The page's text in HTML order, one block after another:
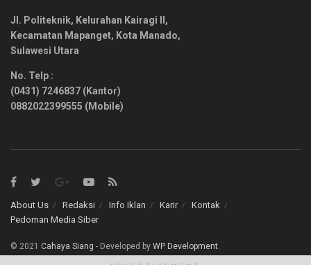
Jl. Politeknik, Kelurahan Kairagi II,
Kecamatan Mapanget, Kota Manado,
Sulawesi Utara
No. Telp :
(0431) 7246837 (Kantor)
0882022399555 (Mobile)
About Us Redaksi Info Iklan Karir
Kontak
Pedoman Media Siber
© 2021 Cahaya Siang - Developed by WP Development